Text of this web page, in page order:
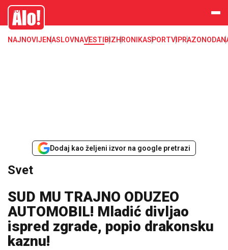
Svet, Ruske vesti, Planeta, Region
Alo
NAJNOVIJENASLOVNAVESTI BIZHRONIKASPORTVIPRAZONODA
Dodaj kao željeni izvor na google pretrazi
Svet
SUD MU TRAJNO ODUZEO
AUTOMOBIL! Mladić divljao
ispred zgrade, popio drakonsku
kaznu!